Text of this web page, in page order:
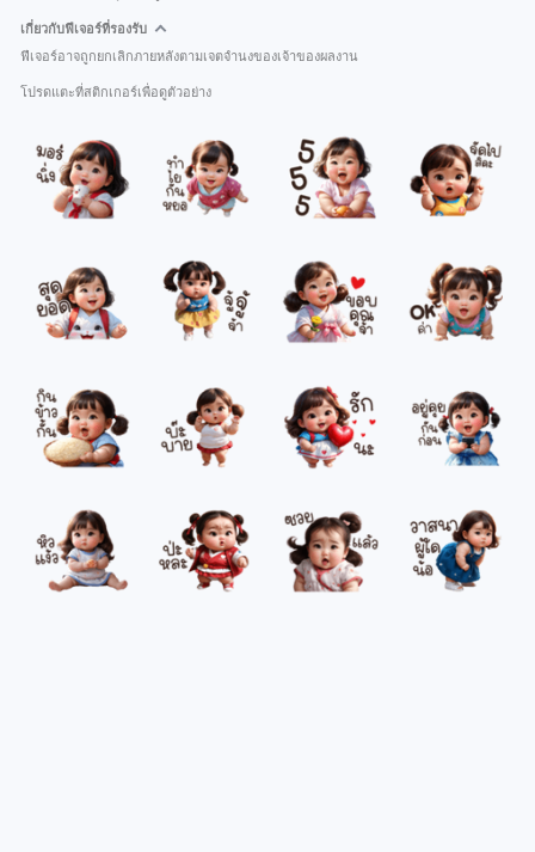
เกี่ยวกับฟีเจอร์ที่รองรับ
ฟีเจอร์อาจถูกยกเลิกภายหลังตามเจตจำนงของเจ้าของผลงาน
โปรดแตะที่สติกเกอร์เพื่อดูตัวอย่าง